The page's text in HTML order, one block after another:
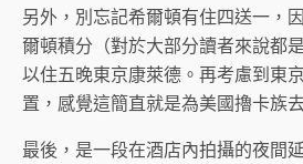
另外，別忘記希爾頓有住四送一，
爾頓積分（對於大部分讀者來說都
以住五晚東京康萊德。再考慮到東
置，感覺這簡直就是為美國擼卡族
最後，是一段在酒店內拍攝的夜間